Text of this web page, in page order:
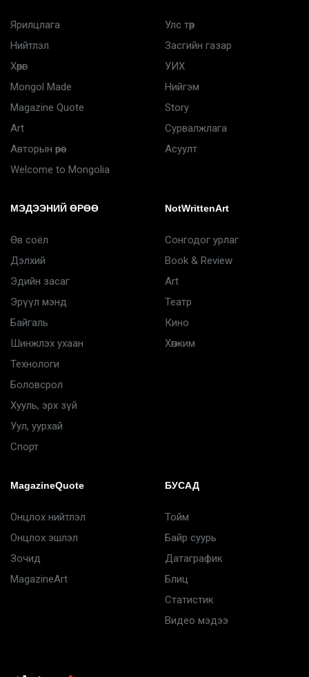
Ярилцлага
Нийтлэл
Хөрөг
Mongol Made
Magazine Quote
Art
Авторын өрөө
Welcome to Mongolia
Улс төр
Засгийн газар
УИХ
Нийгэм
Story
Сурвалжлага
Асуулт
МЭДЭЭНИЙ ӨРӨӨ
Өв соёл
Дэлхий
Эдийн засаг
Эрүүл мэнд
Байгаль
Шинжлэх ухаан
Технологи
Боловсрол
Хууль, эрх зүй
Уул, уурхай
Спорт
NotWrittenArt
Сонгодог урлаг
Book & Review
Art
Театр
Кино
Хөгжим
MagazineQuote
Онцлох нийтлэл
Онцлох эшлэл
Зочид
MagazineArt
БУСАД
Тойм
Байр суурь
Датаграфик
Блиц
Статистик
Видео мэдээ